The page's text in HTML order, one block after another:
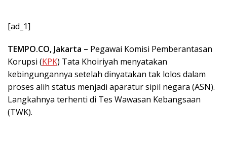
[ad_1]
TEMPO.CO, Jakarta – Pegawai Komisi Pemberantasan
Korupsi (KPK) Tata Khoiriyah menyatakan
kebingungannya setelah dinyatakan tak lolos dalam
proses alih status menjadi aparatur sipil negara (ASN).
Langkahnya terhenti di Tes Wawasan Kebangsaan
(TWK).